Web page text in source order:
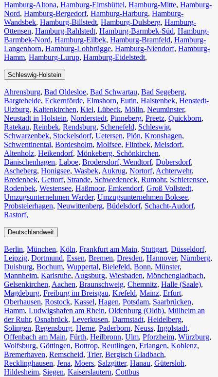
Hamburg-Altona, Hamburg-Eimsbüttel, Hamburg-Mitte, Hamburg-
Nord, Hamburg-Bergedorf, Hamburg-Harburg, Hamburg-
Wandsbek, Hamburg-Billstedt, Hamburg-Dulsberg, Hamburg-
Ottensen, Hamburg-Rahlstedt, Hamburg-Barmbek-Süd, Hamburg-
Barmbek-Nord, Hamburg-Eilbek, Hamburg-Bramfeld, Hamburg-
Langenhorn, Hamburg-Lohbrügge, Hamburg-Niendorf, Hamburg-
Hamm, Hamburg-Lurup, Hamburg-Eidelstedt,
Schleswig-Holstein
Ahrensburg, Bad Oldesloe, Bad Schwartau, Bad Segeberg,
Bargteheide, Eckernförde, Elmshorn, Eutin, Halstenbek, Henstedt-
Ulzburg, Kaltenkirchen, Kiel, Lübeck, Mölln, Neumünster,
Neustadt in Holstein, Norderstedt, Pinneberg, Preetz, Quickborn,
Ratekau, Reinbek, Rendsburg, Schenefeld, Schleswig,
Schwarzenbek, Stockelsdorf, Uetersen, Plön, Kronshagen,
Schwentinental, Bordesholm, Molfsee, Flintbek, Melsdorf,
Altenholz, Heikendorf, Mönkeberg, Schönkirchen,
Dänischenhagen, Laboe, Brodersdorf, Wendtorf, Dobersdorf,
Ascheberg, Honigsee, Wasbek, Aukrug, Nortorf, Achterwehr,
Bredenbek, Gettorf, Strande, Schwedeneck, Rumohr, Schierensee,
Rodenbek, Westensee, Haßmoor, Emkendorf, Groß Vollstedt,
Umzugsunternehmen Warder, Umzugsunternehmen Boksee,
Probsteierhagen, Neuwittenberg, Büdelsdorf, Schacht-Audorf,
Rastorf,
Deutschlandweit
Berlin⁠, München, Köln⁠, Frankfurt am Main, Stuttgart, Düsseldorf,
Leipzig, Dortmund, Essen, Bremen, Dresden, Hannover, Nürnberg,
Duisburg⁠, Bochum, Wuppertal⁠, Bielefeld⁠, Bonn⁠, Münster⁠,
Mannheim, Karlsruhe, Augsburg, Wiesbaden⁠, Mönchengladbach⁠,
Gelsenkirchen⁠, Aachen⁠, Braunschweig, Chemnitz⁠, Halle (Saale)⁠,
Magdeburg, Freiburg im Breisgau⁠, Krefeld⁠, Mainz⁠, Erfurt,
Oberhausen⁠, Rostock⁠, Kassel⁠, Hagen, Potsdam, Saarbrücken⁠,
Hamm, Ludwigshafen am Rhein⁠, Oldenburg (Oldb), Mülheim an
der Ruhr, Osnabrück⁠, Leverkusen, Darmstadt⁠, Heidelberg,
Solingen, Regensburg, Herne⁠, Paderborn, Neuss, Ingolstadt,
Offenbach am Main, Fürth⁠, Heilbronn, Ulm⁠, Pforzheim, Würzburg,
Wolfsburg⁠, Göttingen, Bottrop, Reutlingen, Erlangen⁠, Koblenz,
Bremerhaven⁠, Remscheid, Trier⁠, Bergisch Gladbach,
Recklinghausen, Jena⁠, Moers⁠, Salzgitter⁠, Hanau, Gütersloh,
Hildesheim⁠, Siegen⁠, Kaiserslautern⁠, Cottbus⁠